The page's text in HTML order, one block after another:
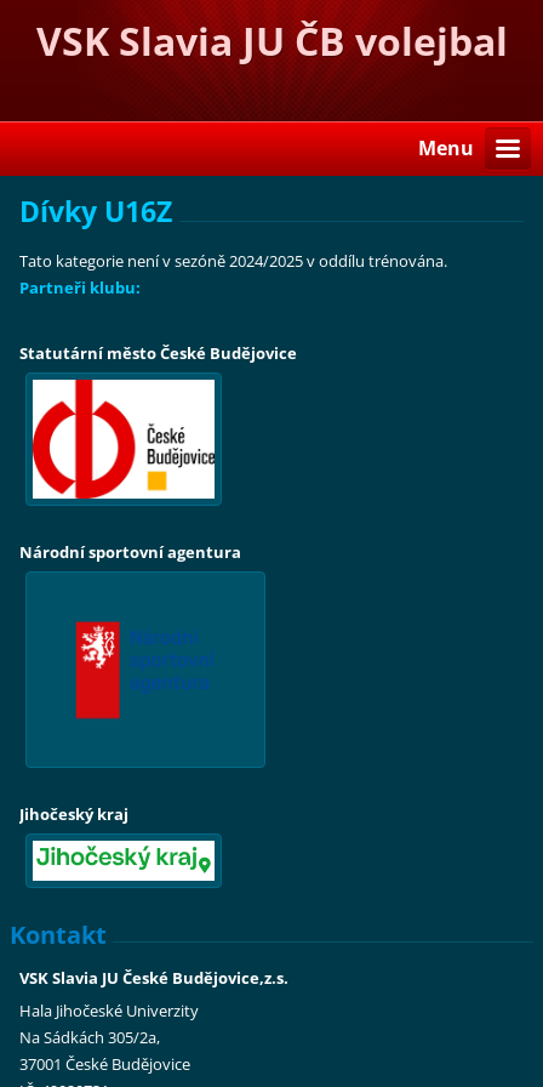
VSK Slavia JU ČB volejbal
Menu
Dívky U16Z
Tato kategorie není v sezóně 2024/2025 v oddílu trénována.
Partneři klubu:
Statutární město České Budějovice
Národní sportovní agentura
Jihočeský kraj
Kontakt
VSK Slavia JU České Budějovice,z.s.
Hala Jihočeské Univerzity
Na Sádkách 305/2a,
37001 České Budějovice